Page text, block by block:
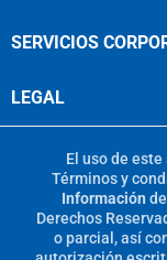
SERVICIOS
LEGAL
El uso de
Términos y
Información de
Derechos
o parcial, así